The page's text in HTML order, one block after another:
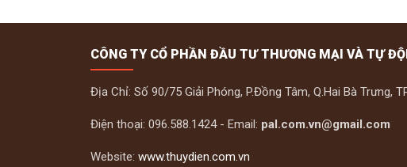
CÔNG TY CỔ PHẦN ĐẦU TƯ THƯƠNG MẠI VÀ TỰ
Địa Chỉ: Số 90/75 Giải Phóng, P.Đồng Tâm, Q.Hai Bà Trưng,
Điện thoại: 096.588.1424 - Email: pal.com.vn@gmail.com
Website: www.thuydien.com.vn